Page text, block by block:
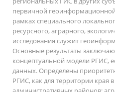
первичной
рамках специального
ресурсного, аграрного,
исследования служит
Основные результаты
концептуальной модели РГИС,
данных. Определены
РГИС, как для территории края